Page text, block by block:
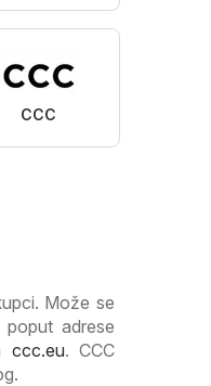
CCC
Može se
adrese
ccc.eu. CCC